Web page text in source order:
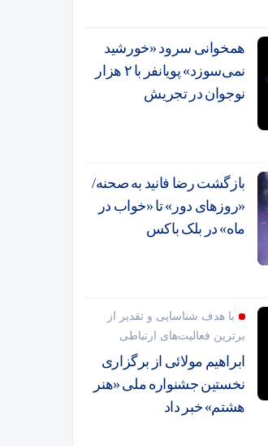
همخوانی سرود «خورشید
نمی‌سوزد» پویانفر با ۲ هزار
نوجوان در تجریش
بازگشت رضا فانید به صحنه/
«روزهای دور» تا «خواب در
ماه» در بلک باکس
با هدف شناسایی و تقدیر از
برترین فعالیت‌های ارتباطی
ابراهیم مولائی از برگزاری
نخستین جشنواره ملی «هنر
هشتم» خبر داد